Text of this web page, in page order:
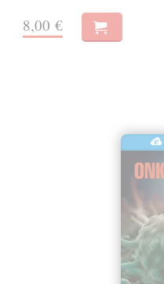
8,00 €